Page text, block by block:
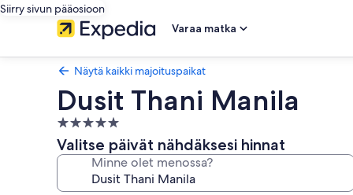
Siirry sivun pääosioon
Varaa matka
Näytä kaikki majoituspaikat
Dusit Thani Manila
5.0
tähden
majoituspaikka
Valitse päivät nähdäksesi hinnat
Minne olet menossa?